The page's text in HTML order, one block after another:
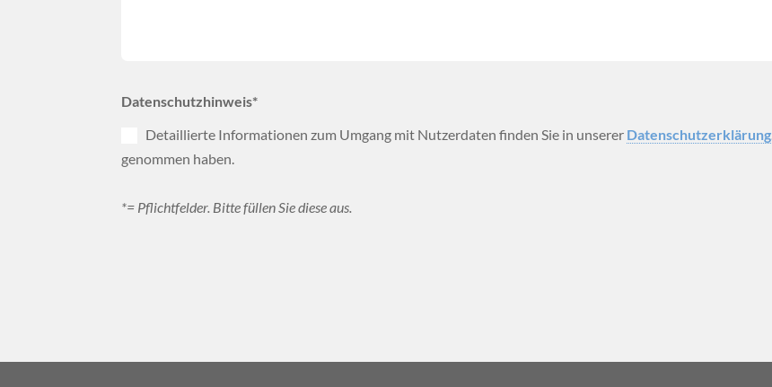
Datenschutzhinweis*
Detaillierte Informationen zum Umgang mit Nutzerdaten finden Sie in unserer Datenschutzerklärung
genommen haben.
*= Pflichtfelder. Bitte füllen Sie diese aus.